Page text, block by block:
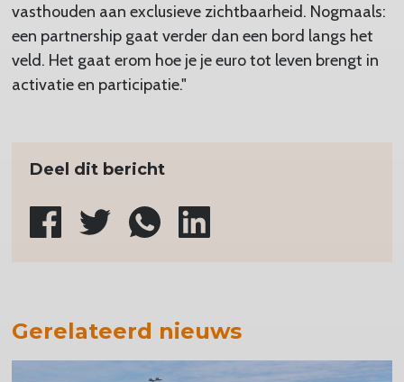
vasthouden aan exclusieve zichtbaarheid. Nogmaals:
een partnership gaat verder dan een bord langs het
veld. Het gaat erom hoe je je euro tot leven brengt in
activatie en participatie."
Deel dit bericht
Gerelateerd nieuws